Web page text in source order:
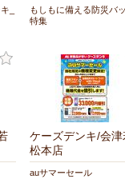
_
もしもに備える防災バ
特集
ケーズデンキ/会津
松本店
auサマーセール